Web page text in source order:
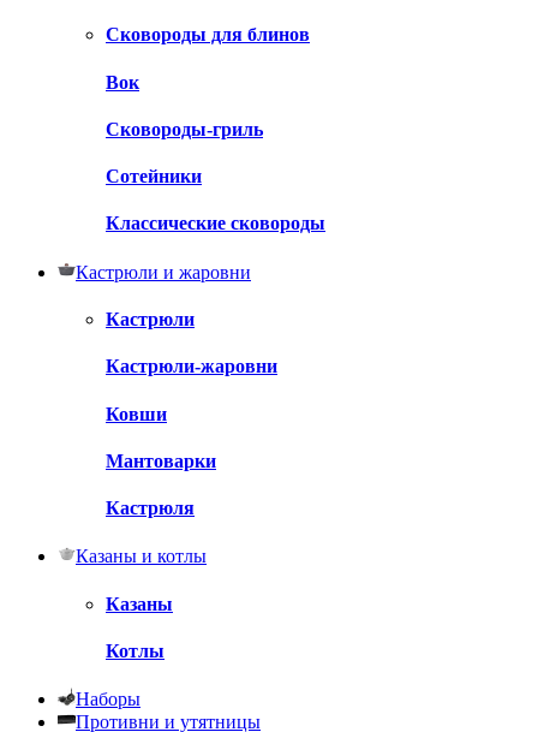
Сковороды для блинов
Вок
Сковороды-гриль
Сотейники
Классические сковороды
Кастрюли и жаровни
Кастрюли
Кастрюли-жаровни
Ковши
Мантоварки
Кастрюля
Казаны и котлы
Казаны
Котлы
Наборы
Противни и утятницы